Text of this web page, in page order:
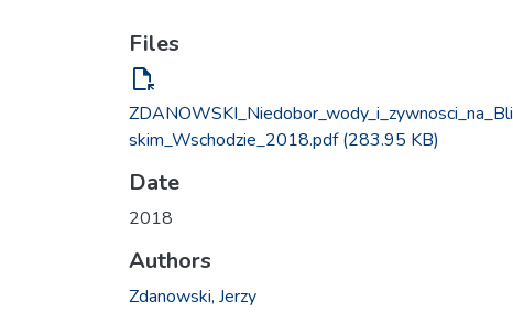
Files
file_open
ZDANOWSKI_Niedobor_wody_i_zywnosci_na_Bli
skim_Wschodzie_2018.pdf(283.95 KB)
Date
2018
Authors
Zdanowski, Jerzy